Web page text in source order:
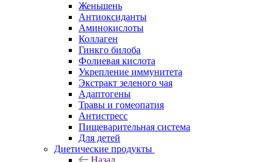
Женьшень
Антиоксиданты
Аминокислоты
Коллаген
Гинкго билоба
Фолиевая кислота
Укрепление иммунитета
Экстракт зеленого чая
Адаптогены
Травы и гомеопатия
Антистресс
Пищеварительная система
Для детей
Диетические продукты
Назад